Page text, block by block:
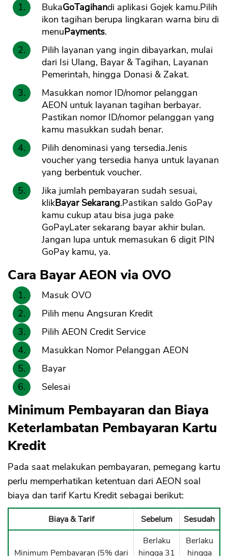
BukaGoTagihandi aplikasi Gojek kamu.Pilih
ikon tagihan berupa lingkaran warna biru di
menuPayments.
Pilih layanan yang ingin dibayarkan, mulai
dari Isi Ulang, Bayar & Tagihan, Layanan
Pemerintah, hingga Donasi & Zakat.
Masukkan nomor ID/nomor pelanggan
AEON untuk layanan tagihan berbayar.
Pastikan nomor ID/nomor pelanggan yang
kamu masukkan sudah benar.
Pilih denominasi yang tersedia.Jenis
voucher yang tersedia hanya untuk layanan
yang berbentuk voucher.
Jika jumlah pembayaran sudah sesuai,
klikBayar Sekarang.Pastikan saldo GoPay
kamu cukup atau bisa juga pake
GoPayLater sekarang bayar akhir bulan.
Jangan lupa untuk memasukan 6 digit PIN
GoPay kamu, ya.
Cara Bayar AEON via OVO
Masuk OVO
Pilih menu Angsuran Kredit
Pilih AEON Credit Service
Masukkan Nomor Pelanggan AEON
Bayar
Selesai
Minimum Pembayaran dan Biaya
Keterlambatan Pembayaran Kartu
Kredit
Pada saat melakukan pembayaran, pemegang kartu
perlu memperhatikan ketentuan dari AEON soal
biaya dan tarif Kartu Kredit sebagai berikut:
Biaya & Tarif Sebelum Sesudah
Minimum Pembayaran (5% dari
Berlaku
hingga 31
Berlaku
hingga